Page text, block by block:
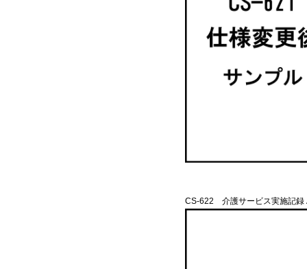
CS-622 介護サービス実施記